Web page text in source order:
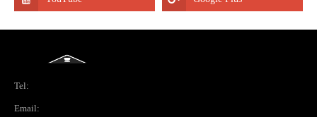
Tel:
Email: